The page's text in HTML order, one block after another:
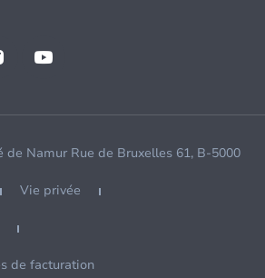
de Namur Rue de Bruxelles 61, B-5000
Vie privée
de facturation